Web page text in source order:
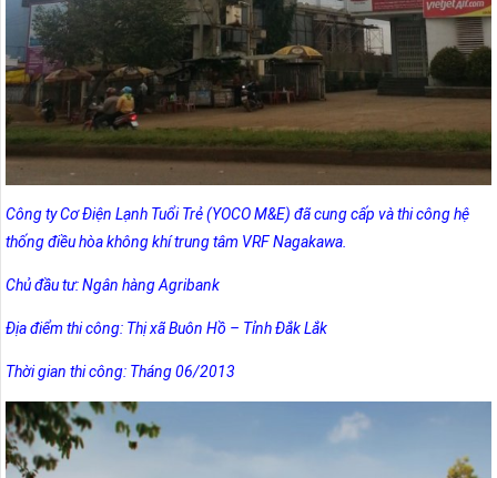
Công ty Cơ Điện Lạnh Tuổi Trẻ (YOCO M&E) đã cung cấp và thi công hệ
thống điều hòa không khí trung tâm VRF Nagakawa.
Chủ đầu tư: Ngân hàng Agribank
Địa điểm thi công: Thị xã Buôn Hồ – Tỉnh Đắk Lắk
Thời gian thi công: Tháng 06/2013